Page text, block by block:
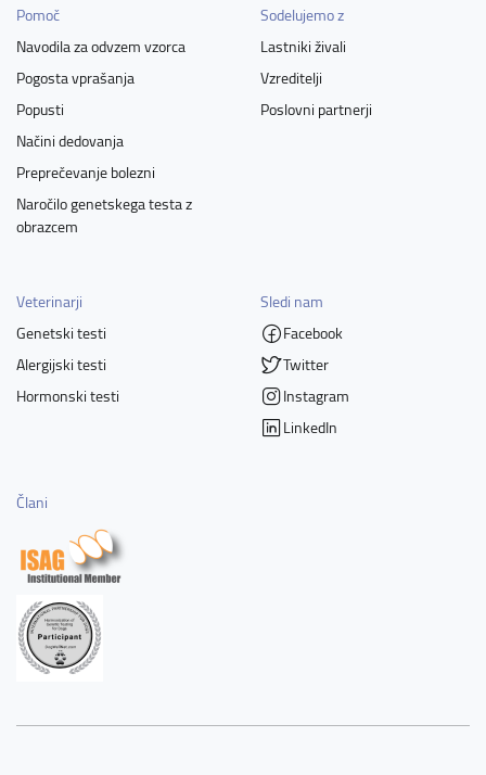
Pomoč
Navodila za odvzem vzorca
Pogosta vprašanja
Popusti
Načini dedovanja
Preprečevanje bolezni
Naročilo genetskega testa z
obrazcem
Sodelujemo z
Lastniki živali
Vzreditelji
Poslovni partnerji
Veterinarji
Genetski testi
Alergijski testi
Hormonski testi
Sledi nam
Facebook
Twitter
Instagram
LinkedIn
Člani